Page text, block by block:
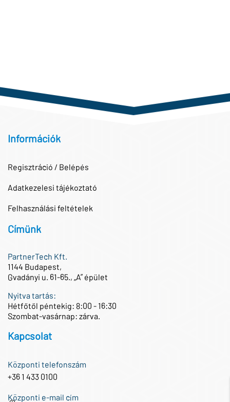
Információk
Regisztráció / Belépés
Adatkezelesi tájékoztató
Felhasználási feltételek
Címünk
PartnerTech Kft.
1144 Budapest,
Gvadányi u. 61-65., „A” épület
Nyitva tartás:
Hétfőtől péntekig: 8:00 - 16:30
Szombat-vasárnap: zárva.
Kapcsolat
Központi telefonszám
+36 1 433 0100
Központi e-mail cím